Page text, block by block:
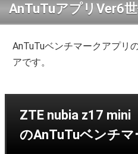
AnTuTuアプリVer6
AnTuTuベンチマークアプリ
アです。
ZTE nubia z17 mini
のAnTuTuベンチマ